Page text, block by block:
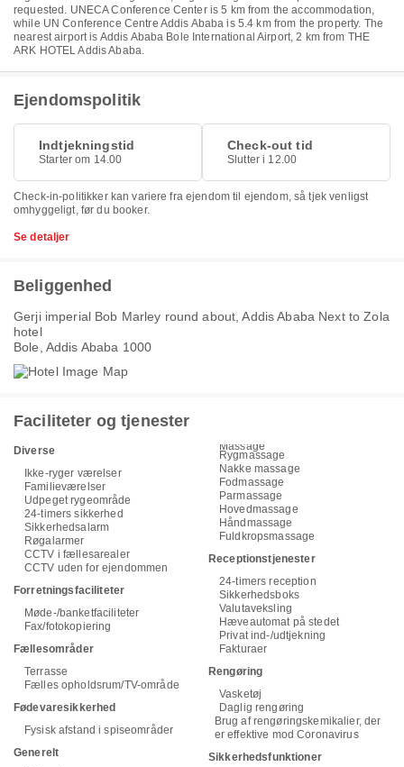
requested. UNECA Conference Center is 5 km from the accommodation,
while UN Conference Centre Addis Ababa is 5.4 km from the property. The
nearest airport is Addis Ababa Bole International Airport, 2 km from THE
ARK HOTEL Addis Ababa.
Ejendomspolitik
Indtjekningstid
Starter om 14.00
Check-out tid
Slutter i 12.00
Check-in-politikker kan variere fra ejendom til ejendom, så tjek venligst
omhyggeligt, før du booker.
Se detaljer
Beliggenhed
Gerji imperial Bob Marley round about, Addis Ababa Next to Zola
hotel
Bole, Addis Ababa 1000
Faciliteter og tjenester
Diverse
Ikke-ryger værelser
Familieværelser
Udpeget rygeområde
24-timers sikkerhed
Sikkerhedsalarm
Røgalarmer
CCTV i fællesarealer
CCTV uden for ejendommen
Forretningsfaciliteter
Møde-/banketfaciliteter
Fax/fotokopiering
Fællesområder
Terrasse
Fælles opholdsrum/TV-område
Fødevaresikkerhed
Fysisk afstand i spiseområder
Generelt
Massage
Rygmassage
Nakke massage
Fodmassage
Parmassage
Hovedmassage
Håndmassage
Fuldkropsmassage
Receptionstjenester
24-timers reception
Sikkerhedsboks
Valutaveksling
Hæveautomat på stedet
Privat ind-/udtjekning
Fakturaer
Rengøring
Vasketøj
Daglig rengøring
Brug af rengøringskemikalier, der
er effektive mod Coronavirus
Sikkerhedsfunktioner